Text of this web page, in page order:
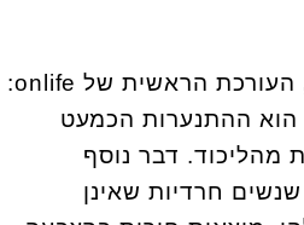
העורכת הראשית של onlife:
הוא ההתנערות הכמעט
מהליכוד. דבר נוסף
חרדיות שאינן